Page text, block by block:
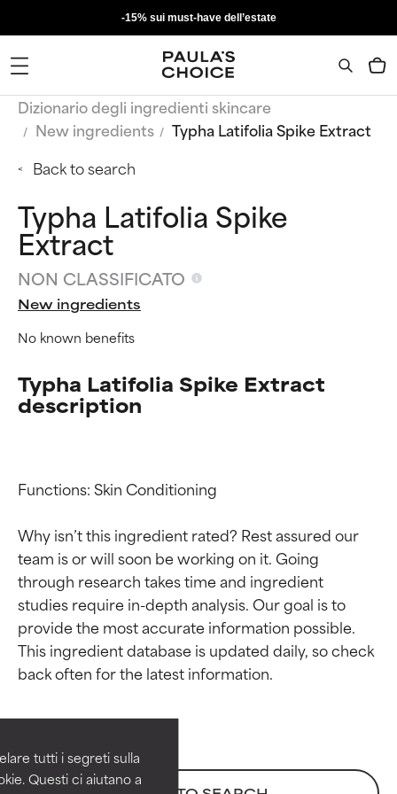
tutti i segreti sulla
Questi ci aiutano a
-15% sui must-have dell’estate
Dizionario degli ingredienti skincare
New ingredients
Typha Latifolia Spike Extract
Back to search
Typha Latifolia Spike
Extract
NON CLASSIFICATO
New ingredients
No known benefits
Typha Latifolia Spike Extract
description
Functions: Skin Conditioning
Why isn’t this ingredient rated? Rest assured our
team is or will soon be working on it. Going
through research takes time and ingredient
studies require in-depth analysis. Our goal is to
provide the most accurate information possible.
This ingredient database is updated daily, so check
Valutazione degli
ingredienti
Comprovati e sostenuti da studi
indipendenti. Ingrediente attivo
Valutazione degli
ingredienti
Comprovati e sostenuti da studi
indipendenti. Ingrediente attivo